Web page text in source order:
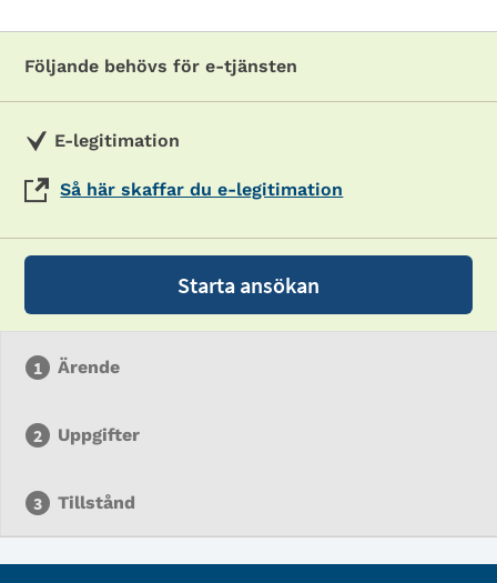
Följande behövs för e-tjänsten
E-legitimation
Så här skaffar du e-legitimation
Starta ansökan
Ärende
Uppgifter
Tillstånd